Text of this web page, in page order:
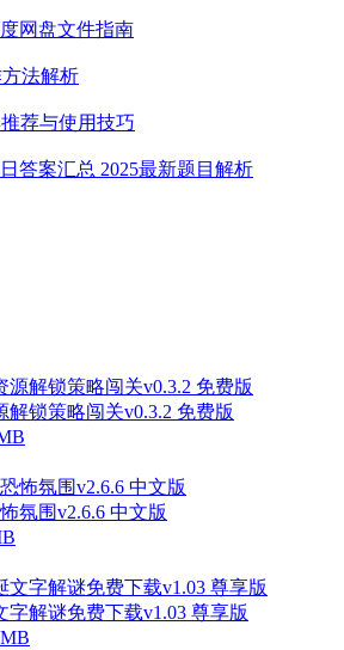
网盘文件指南
法解析
荐与使用技巧
答案汇总 2025最新题目解析
锁策略闯关v0.3.2 免费版
氛围v2.6.6 中文版
解谜免费下载v1.03 尊享版